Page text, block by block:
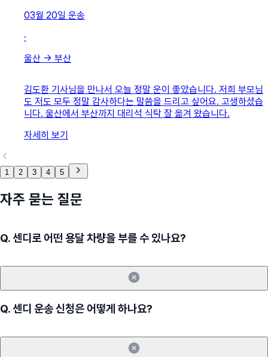
03월 20일 운송
·
울산 → 부산
김도환 기사님을 만나서 오늘 정말 운이 좋았습니다. 저희 부모님
도 저도 모두 정말 감사하다는 말씀을 드리고 싶어요. 고생하셨습
니다. 울산에서 부산까지 대리석 식탁 잘 옮겨 왔습니다.
자세히 보기
1 2 3 4 5
자주 묻는 질문
Q.센디로 어떤 용달 차량을 부를 수 있나요?
Q.센디 운송 신청은 어떻게 하나요?